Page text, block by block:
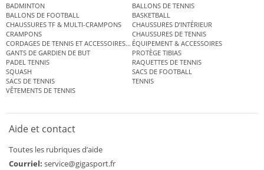
BADMINTON
BALLONS DE TENNIS
BALLONS DE FOOTBALL
BASKETBALL
CHAUSSURES TF & MULTI-CRAMPONS
CHAUSSURES D’INTÉRIEUR
CRAMPONS
CHAUSSURES DE TENNIS
CORDAGES DE TENNIS ET ACCESSOIRES DE TENNISÉQUIPEMENT & ACCESSOIRES
GANTS DE GARDIEN DE BUT
PROTÈGE TIBIAS
PADEL TENNIS
RAQUETTES DE TENNIS
SQUASH
SACS DE FOOTBALL
SACS DE TENNIS
TENNIS
VÊTEMENTS DE TENNIS
Aide et contact
Toutes les rubriques d’aide
Courriel: service@gigasport.fr